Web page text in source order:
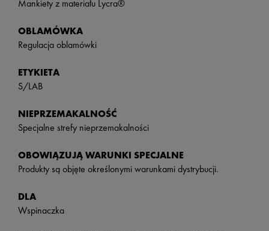
Mankiety z materiału Lycra®
OBLAMÓWKA
Regulacja oblamówki
ETYKIETA
S/LAB
NIEPRZEMAKALNOŚĆ
Specjalne strefy nieprzemakalności
OBOWIĄZUJĄ WARUNKI SPECJALNE
Produkty są objęte określonymi warunkami dystrybucji.
DLA
Wspinaczka